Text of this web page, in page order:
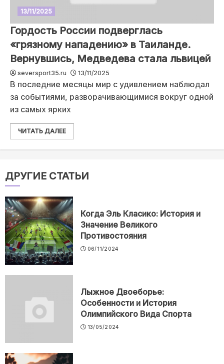
13/11/2025
Гордость России подверглась
«грязному нападению» в Таиланде.
Вернувшись, Медведева стала львицей
seversport35.ru 13/11/2025
В последние месяцы мир с удивлением наблюдал
за событиями, разворачивающимися вокруг одной
из самых ярких
ЧИТАТЬ ДАЛЕЕ
ДРУГИЕ СТАТЬИ
Когда Эль Класико: История и
Значение Великого
Противостояния
06/11/2024
Лыжное Двоеборье:
Особенности и История
Олимпийского Вида Спорта
13/05/2024